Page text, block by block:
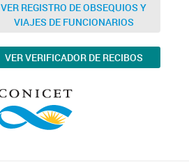
VER REGISTRO DE OBSEQUIOS Y
VIAJES DE FUNCIONARIOS
VER VERIFICADOR DE RECIBOS